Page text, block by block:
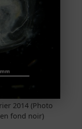
2014 (Photo
fond noir)